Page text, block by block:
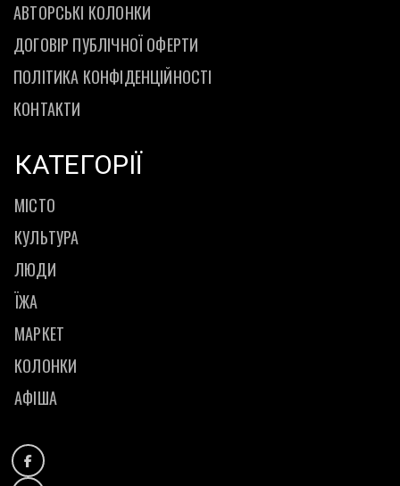
АВТОРСЬКІ КОЛОНКИ
ДОГОВІР ПУБЛІЧНОЇ ОФЕРТИ
ПОЛІТИКА КОНФІДЕНЦІЙНОСТІ
КОНТАКТИ
КАТЕГОРІЇ
МІСТО
КУЛЬТУРА
ЛЮДИ
ЇЖА
МАРКЕТ
КОЛОНКИ
АФІША